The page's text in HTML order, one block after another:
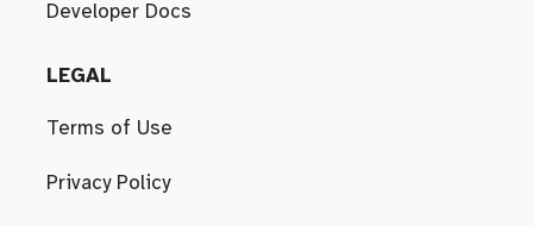
Developer Docs
LEGAL
Terms of Use
Privacy Policy